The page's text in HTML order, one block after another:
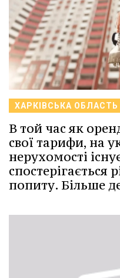
ХАРКІВСЬКА ОБЛАСТЬ
В той час як
свої тарифи, на
нерухомості
спостерігається
попиту. Більше